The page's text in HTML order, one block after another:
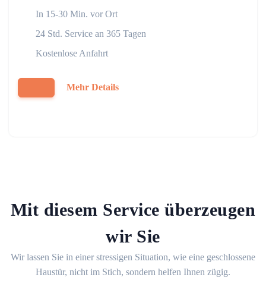
In 15-30 Min. vor Ort
24 Std. Service an 365 Tagen
Kostenlose Anfahrt
Mehr Details
Mit diesem Service überzeugen
wir Sie
Wir lassen Sie in einer stressigen Situation, wie eine geschlossene
Haustür, nicht im Stich, sondern helfen Ihnen zügig.